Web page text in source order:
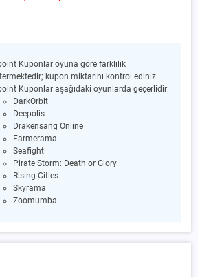
Kuponlar oyuna göre farklılık
kupon miktarını kontrol ediniz.
Kuponlar aşağıdaki oyunlarda geçerlidir:
DarkOrbit
Deepolis
Drakensang Online
Farmerama
Seafight
Pirate Storm: Death or Glory
Rising Cities
Skyrama
Zoomumba